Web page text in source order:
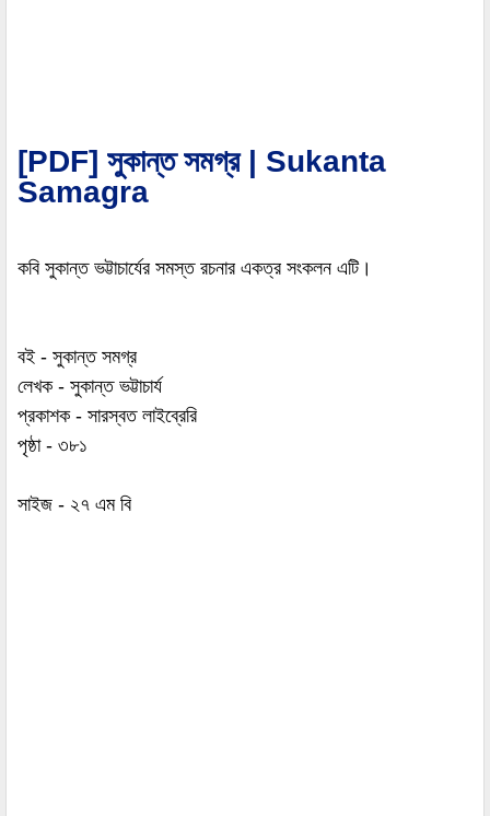
[PDF] সুকান্ত সমগ্র | Sukanta
Samagra
কবি সুকান্ত ভট্টাচার্যের সমস্ত রচনার একত্র সংকলন এটি।
বই - সুকান্ত সমগ্র
লেখক - সুকান্ত ভট্টাচার্য
প্রকাশক - সারস্বত লাইব্রেরি
পৃষ্ঠা - ৩৮১
সাইজ - ২৭ এম বি